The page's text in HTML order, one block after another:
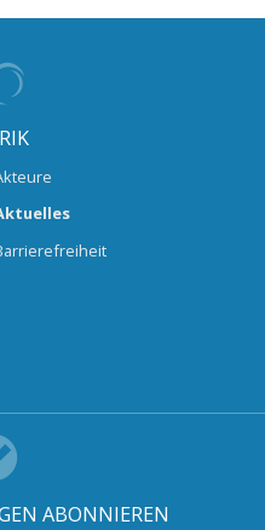
ABONNIEREN